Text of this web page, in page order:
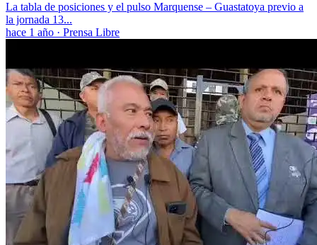
La tabla de posiciones y el pulso Marquense – Guastatoya previo a
la jornada 13...
hace 1 año · Prensa Libre